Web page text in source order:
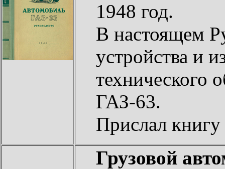
1948 год.
В настоящем
устройства и
технического
ГАЗ-63.
Прислал книгу
Грузовой